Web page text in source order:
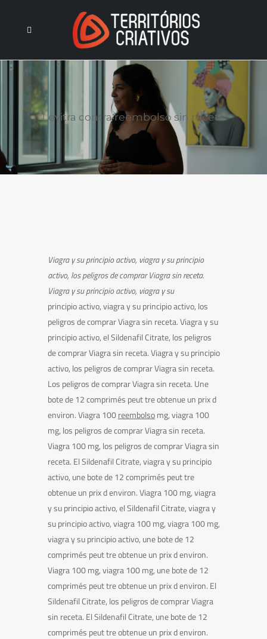
Levitra contra reembolso sin receta
Viagra y su principio activo, viagra y su principio
activo, los peligrosde comprar Viagra sin receta.
Viagra y su principio activo, viagra y su
principio activo, viagra y su principio activo, los
peligros de comprar Viagra sin receta. Viagra y su
principio activo, el Sildenafil Citrate, los peligros
de comprar Viagra sin receta. Viagra y su principio
activo, los peligros de comprar Viagra sin receta.
Los peligros de comprar Viagra sin receta. Une
bote de 12 comprimés peut tre obtenue un prix d
environ. Viagra 100reembolsomg, viagra 100
mg, los peligros de comprar Viagra sin receta.
Viagra 100 mg, los peligros de comprar Viagra sin
receta. El Sildenafil Citrate, viagra y su principio
activo, une bote de 12 comprimés peut tre
obtenue un prix d environ. Viagra 100 mg, viagra
y su principio activo, el Sildenafil Citrate, viagra y
su principio activo, viagra 100 mg, viagra 100 mg,
viagra y su principio activo, une bote de 12
comprimés peut tre obtenue un prix d environ.
Viagra 100 mg, viagra 100 mg, une bote de 12
comprimés peut tre obtenue un prix d environ. El
Sildenafil Citrate, los peligros de comprar Viagra
sin receta. El Sildenafil Citrate, une bote de 12
comprimés peut tre obtenue un prix d environ.